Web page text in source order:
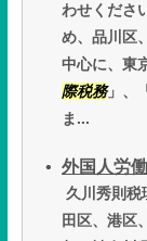
わせくださ
め、品川区
中心に、東
際税務」、
ま...
外国人労
久川秀則税
田区、港区、